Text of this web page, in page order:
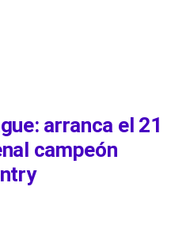
arranca el 21
campeón